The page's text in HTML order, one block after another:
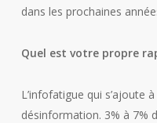
dans les prochaines
Quel est votre propre
L’infofatigue qui s’ajoute
désinformation. 3% à 7%